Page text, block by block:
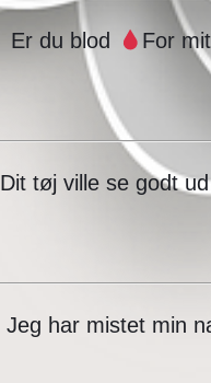
Er du blod For
Dit tøj ville se godt
Jeg har mistet min